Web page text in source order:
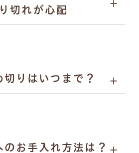
ます。
しい彩りとかわいらしさを、自然体
切れが心配
切りはいつまで？
のお手入れ方法は？